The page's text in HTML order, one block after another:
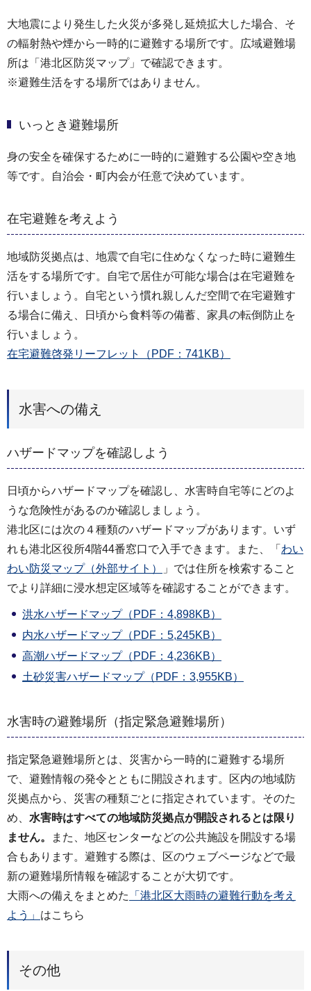
大地震により発生した火災が多発し延焼拡大した場合、そ
の輻射熱や煙から一時的に避難する場所です。広域避難場
所は「港北区防災マップ」で確認できます。
※避難生活をする場所ではありません。
いっとき避難場所
身の安全を確保するために一時的に避難する公園や空き地
等です。自治会・町内会が任意で決めています。
在宅避難を考えよう
地域防災拠点は、地震で自宅に住めなくなった時に避難生
活をする場所です。自宅で居住が可能な場合は在宅避難を
行いましょう。自宅という慣れ親しんだ空間で在宅避難す
る場合に備え、日頃から食料等の備蓄、家具の転倒防止を
行いましょう。
在宅避難啓発リーフレット（PDF：741KB）
水害への備え
ハザードマップを確認しよう
日頃からハザードマップを確認し、水害時自宅等にどのよ
うな危険性があるのか確認しましょう。
港北区には次の４種類のハザードマップがあります。いず
れも港北区役所4階44番窓口で入手できます。また、「 わい
わい防災マップ（外部サイト）
」では住所を検索すること
でより詳細に浸水想定区域等を確認することができます。
洪水ハザードマップ（PDF：4,898KB）
内水ハザードマップ（PDF：5,245KB）
高潮ハザードマップ（PDF：4,236KB）
土砂災害ハザードマップ（PDF：3,955KB）
水害時の避難場所（指定緊急避難場所）
指定緊急避難場所とは、災害から一時的に避難する場所
で、避難情報の発令とともに開設されます。区内の地域防
災拠点から、災害の種類ごとに指定されています。そのた
め、 水害時はすべての地域防災拠点が開設されるとは限り
ません。
また、地区センターなどの公共施設を開設する場
合もあります。避難する際は、区のウェブページなどで最
新の避難場所情報を確認することが大切です。
大雨への備えをまとめた
「港北区大雨時の避難行動を考え
よう」 はこちら
その他